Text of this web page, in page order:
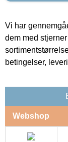
Vi har
dem med
betingelser,
Webshop